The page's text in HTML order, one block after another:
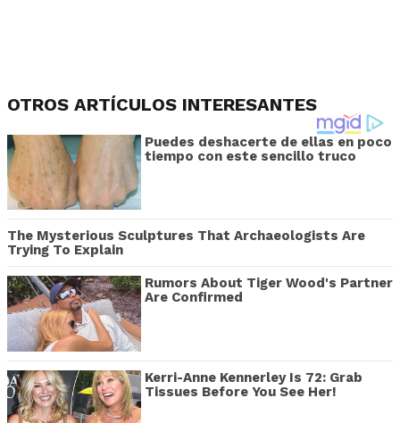
OTROS ARTÍCULOS INTERESANTES
Puedes deshacerte de ellas en poco
tiempo con este sencillo truco
The Mysterious Sculptures That Archaeologists Are
Trying To Explain
Rumors About Tiger Wood's Partner
Are Confirmed
Kerri-Anne Kennerley Is 72: Grab
Tissues Before You See Her!